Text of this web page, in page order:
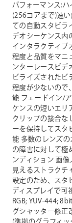
パフォーマンス:
(256コアまで)速
ての自動スタビラ
デオシーケンス内
インタラクティブ
程度と品質をマニ
ンターレースビデ
ビライズされたビ
程度が少ないので
能 フェードイン/
ケンスの短いエリ
クリップの接合な
ーを保持してスタ
能 多数のレンズ
の障害に対して極
ンディション 画像
見えるストラクチ
設定のため、スタ
ディスプレイで可
RGB; YUV-444;
グシャッター修正